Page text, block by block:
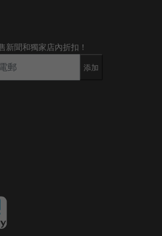
新聞和獨家店內折扣！
添加